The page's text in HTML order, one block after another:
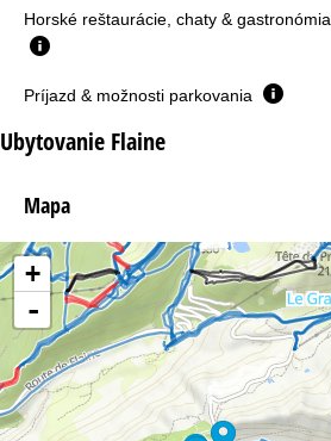
Horské reštaurácie, chaty & gastronómia
Príjazd & možnosti parkovania
Ubytovanie Flaine
Mapa
+
-